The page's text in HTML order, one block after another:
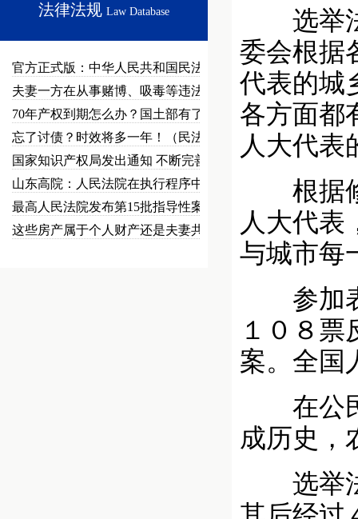
法律法规 Law Database
官方正式版：中华人民共和国民法总…
夫妻一方在从事赌博、吸毒等违法犯…
70年产权到期怎么办？国土部有了…
忘了讨债？时效将多一年！（民法草…
国家知识产权局发出通知 不断完善…
山东高院：人民法院在执行程序中可…
最高人民法院发布第15批指导性案…
这些房产属于个人财产还是夫妻共同…
选举法
委会根据
代表的城
各方面都
人大代表
根据修
人大代表
与城市每
参加表
１０８
案。全国
在公民
成历史，
选举法